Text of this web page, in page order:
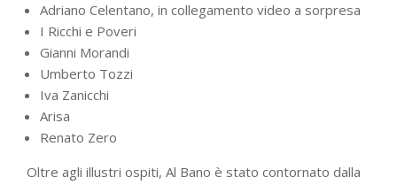
Adriano Celentano, in collegamento video a sorpresa
I Ricchi e Poveri
Gianni Morandi
Umberto Tozzi
Iva Zanicchi
Arisa
Renato Zero
Oltre agli illustri ospiti, Al Bano è stato contornato dalla